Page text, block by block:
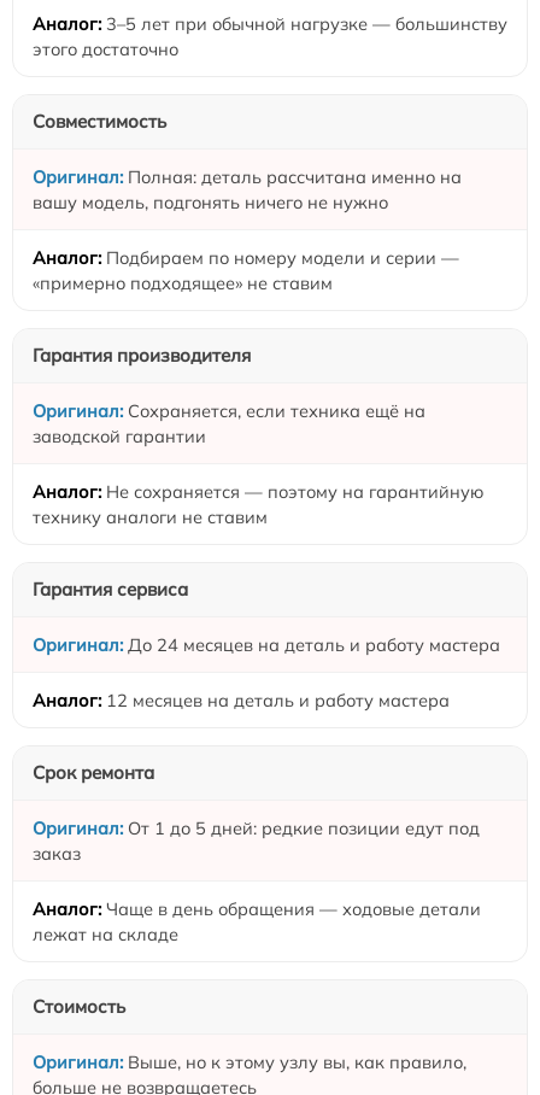
3–5 лет при обычной нагрузке — большинству
этого достаточно
Совместимость
Полная: деталь рассчитана именно на
вашу модель, подгонять ничего не нужно
Подбираем по номеру модели и серии —
«примерно подходящее» не ставим
Гарантия производителя
Сохраняется, если техника ещё на
заводской гарантии
Не сохраняется — поэтому на гарантийную
технику аналоги не ставим
Гарантия сервиса
До 24 месяцев на деталь и работу мастера
12 месяцев на деталь и работу мастера
Срок ремонта
От 1 до 5 дней: редкие позиции едут под
заказ
Чаще в день обращения — ходовые детали
лежат на складе
Стоимость
Выше, но к этому узлу вы, как правило,
больше не возвращаетесь